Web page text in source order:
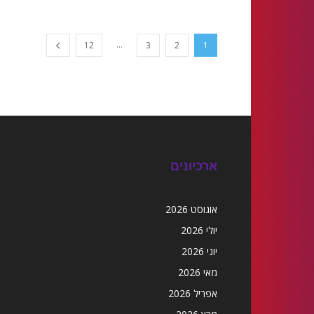
1
2
3
...
12
ארכיונים
אוגוסט 2026
יולי 2026
יוני 2026
מאי 2026
אפריל 2026